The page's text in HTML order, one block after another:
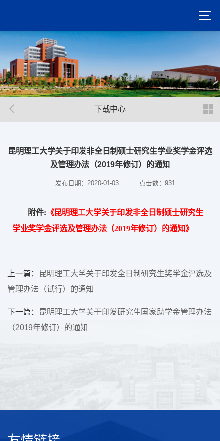
下载中心
昆明理工大学关于印发非全日制硕士研究生学业奖学金评选
及管理办法（2019年修订）的通知
发布日期：2020-01-03 点击数： 931
附件: 《昆明理工大学关于印发非全日制硕士研究生
学业奖学金评选及管理办法（2019年修订）的通知》
上一篇：
昆明理工大学关于印发全日制研究生奖学金评选及
管理办法（试行）的通知
下一篇：
昆明理工大学关于印发研究生国家助学金管理办法
（2019年修订）的通知